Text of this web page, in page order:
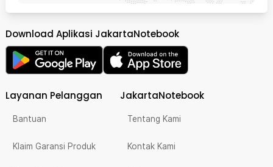
Download Aplikasi JakartaNotebook
Layanan Pelanggan
Bantuan
Klaim Garansi Produk
JakartaNotebook
Tentang Kami
Kontak Kami